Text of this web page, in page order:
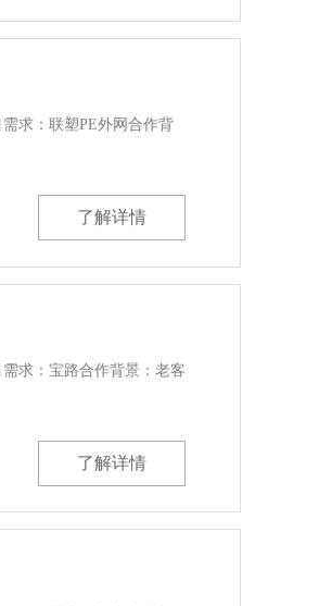
求：联塑PE外网合作背
了解详情
求：宝路合作背景：老客
了解详情